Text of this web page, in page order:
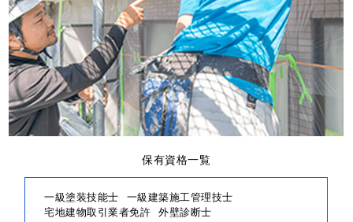
保有資格一覧
一級塗装技能士 一級建築施工管理技士
宅地建物取引業者免許 外壁診断士